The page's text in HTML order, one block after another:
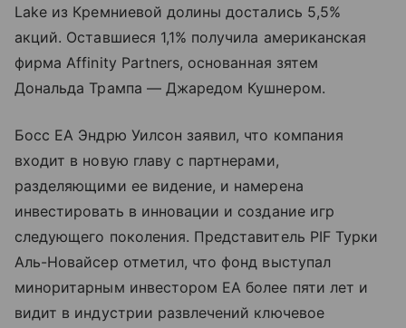
Lake из Кремниевой долины достались 5,5%
акций. Оставшиеся 1,1% получила американская
фирма Affinity Partners, основанная зятем
Дональда Трампа — Джаредом Кушнером.
Босс EA Эндрю Уилсон заявил, что компания
входит в новую главу с партнерами,
разделяющими ее видение, и намерена
инвестировать в инновации и создание игр
следующего поколения. Представитель PIF Турки
Аль-Новайсер отметил, что фонд выступал
миноритарным инвестором EA более пяти лет и
видит в индустрии развлечений ключевое